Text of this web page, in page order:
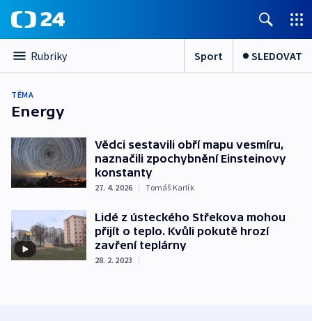
Rubriky Sport SLEDOVAT
TÉMA
Energy
Vědci sestavili obří mapu vesmíru,
naznačili zpochybnění Einsteinovy
konstanty
27. 4. 2026 | Tomáš Karlík
Lidé z ústeckého Střekova mohou
přijít o teplo. Kvůli pokutě hrozí
zavření teplárny
28. 2. 2023 |